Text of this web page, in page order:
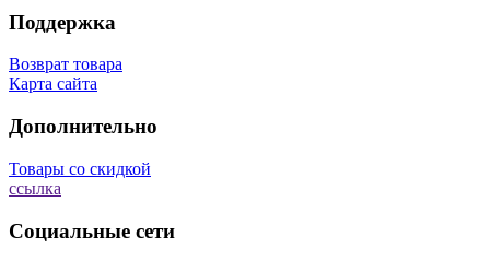
Поддержка
Возврат товара
Карта сайта
Дополнительно
Товары со скидкой
ссылка
Социальные сети